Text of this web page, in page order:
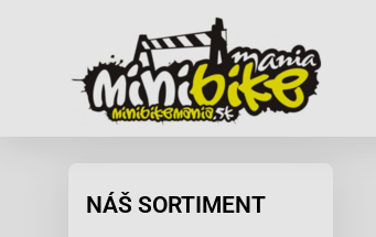
NÁŠ SORTIMENT